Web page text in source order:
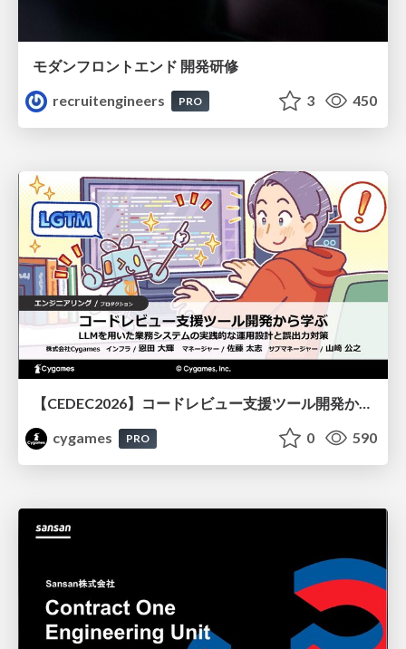
モダンフロントエンド 開発研修
recruitengineers
PRO 3 450
【CEDEC2026】コードレビュー支援ツール開発から学ぶ：LLMを用いた業務システムの実践的な運用設計と誤出力対策
cygames
PRO 0 590